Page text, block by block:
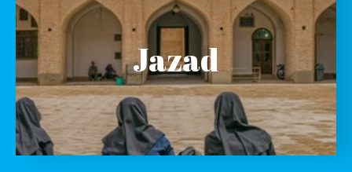
Jazad